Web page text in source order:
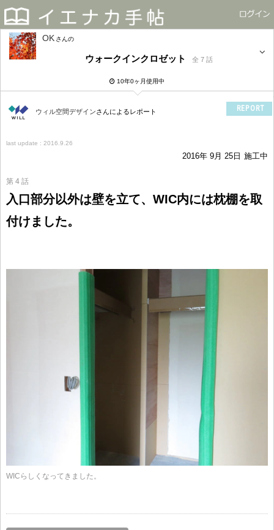
OK さん
ウォークインクロゼット 全 7 話
10年0ヶ月使用中
ウィル空間デザインさんによるレポート REPORT
last update : 2016.9.26
2016年 9月 25日 施工中
第 4 話
入口部分以外は壁を立て、WIC内には枕棚を取
付けました。
WICらしくなってきました。